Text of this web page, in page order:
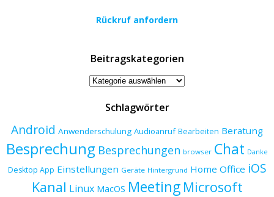
Rückruf anfordern
Beitragskategorien
Beitragskategorien
Schlagwörter
Android Anwenderschulung Audioanruf Bearbeiten Beratung
Besprechung Besprechungen browser Chat Danke
Desktop App Einstellungen Geräte Hintergrund Home Office iOS
Kanal Linux MacOS Meeting Microsoft